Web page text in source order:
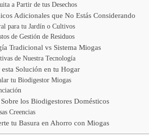
a Partir de tus Desechos
Adicionales que No Estás Considerando
para tu Jardín o Cultivos
de Gestión de Residuos
Tradicional vs Sistema Miogas
de Nuestra Tecnología
Solución en tu Hogar
tu Biodigestor Miogas
los Biodigestores Domésticos
Creencias
tu Basura en Ahorro con Miogas